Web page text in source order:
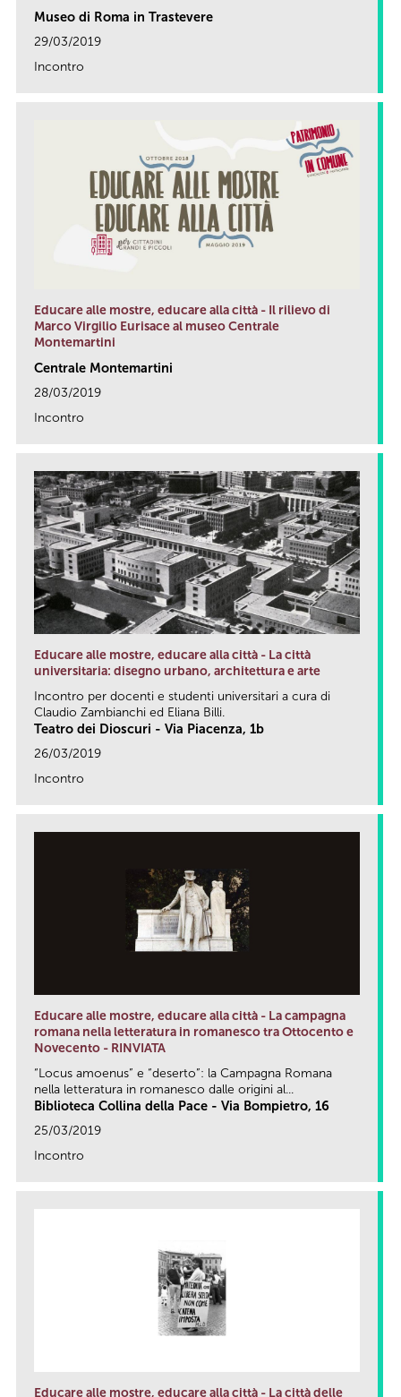
Museo di Roma in Trastevere
29/03/2019
Incontro
Educare alle mostre, educare alla città - Il rilievo di
Marco Virgilio Eurisace al museo Centrale
Montemartini
Centrale Montemartini
28/03/2019
Incontro
Educare alle mostre, educare alla città - La città
universitaria: disegno urbano, architettura e arte
Incontro per docenti e studenti universitari a cura di
Claudio Zambianchi ed Eliana Billi.
Teatro dei Dioscuri - Via Piacenza, 1b
26/03/2019
Incontro
Educare alle mostre, educare alla città - La campagna
romana nella letteratura in romanesco tra Ottocento e
Novecento - RINVIATA
“Locus amoenus” e “deserto”: la Campagna Romana
nella letteratura in romanesco dalle origini al...
Biblioteca Collina della Pace - Via Bompietro, 16
25/03/2019
Incontro
Educare alle mostre, educare alla città - La città delle